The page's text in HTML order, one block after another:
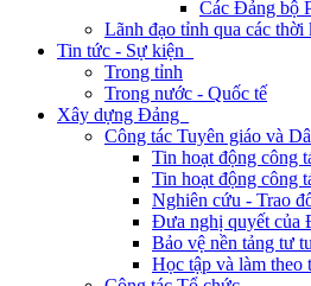
Các Đảng bộ
Lãnh đạo tỉnh qua các thời
Tin tức - Sự kiện
Trong tỉnh
Trong nước - Quốc tế
Xây dựng Đảng
Công tác Tuyên giáo và
Tin hoạt động công
Tin hoạt động công
Nghiên cứu - Trao
Đưa nghị quyết của
Bảo vệ nền tảng tư
Học tập và làm